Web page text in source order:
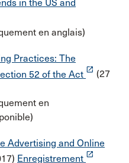
in the US and
en anglais)
Practices: The
52 of the Act launch (27
en
Advertising and Online
Enregistrement launch